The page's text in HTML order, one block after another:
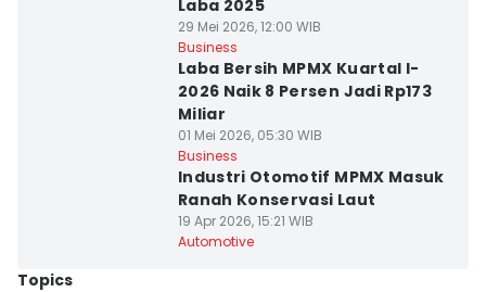
Laba 2025
29 Mei 2026, 12:00 WIB
Business
Laba Bersih MPMX Kuartal I-
2026 Naik 8 Persen Jadi Rp173
Miliar
01 Mei 2026, 05:30 WIB
Business
Industri Otomotif MPMX Masuk
Ranah Konservasi Laut
19 Apr 2026, 15:21 WIB
Automotive
Topics